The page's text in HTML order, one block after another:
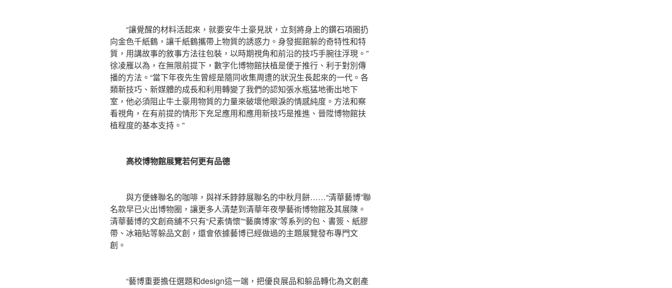
“讓覺醒的材料活起來，就要安牛土豪見狀，立刻將身上的鑽石項圈扔
向金色千紙鶴，讓千紙鶴攜帶上物質的誘惑力。身發掘館躲的奇特性和特
質，用講故事的敘事方法往包裝，以時期視角和前沿的技巧手腕往浮現。”
徐凌雁以為，在無限前提下，數字化博物館扶植是便于推行、利于對別傳
播的方法。“當下年夜先生曾經是隨同收集周遭的狀況生長起來的一代。各
類新技巧、新媒體的成長和利用轉變了我們的認知張水瓶猛地衝出地下
室，他必須阻止牛土豪用物質的力量來破壞他眼淚的情感純度。方法和察
看視角，在有前提的情形下充足應用和應用新技巧是推進、晉陞博物館扶
植程度的基本支持。”
高校博物館展覽若何更有品德
與方便蜂聯名的咖啡，與祥禾餑餑展聯名的中秋月餅……“清華藝博”聯
名款早已火出博物圈，讓更多人清楚到清華年夜學藝術博物館及其展陳。
清華藝博的文創商舖不只有“尺素情懷”“藝廣博家”等系列的包、書簽、紙膠
帶、冰箱貼等躲品文創，還會依據藝博已經做過的主題展覽發布專門文
創。
“藝博重要擔任選題和design這一端，把優良展品和躲品轉化為文創產